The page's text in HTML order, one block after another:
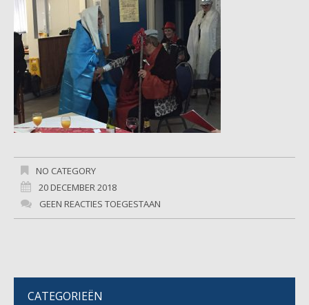
NO CATEGORY
20 DECEMBER 2018
GEEN REACTIES TOEGESTAAN
CATEGORIEËN